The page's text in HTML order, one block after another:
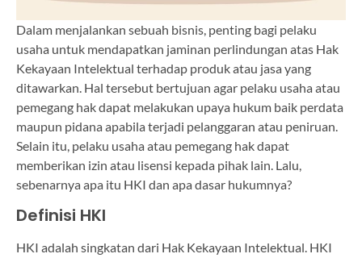
Dalam menjalankan sebuah bisnis, penting bagi pelaku
usaha untuk mendapatkan jaminan perlindungan atas Hak
Kekayaan Intelektual terhadap produk atau jasa yang
ditawarkan. Hal tersebut bertujuan agar pelaku usaha atau
pemegang hak dapat melakukan upaya hukum baik perdata
maupun pidana apabila terjadi pelanggaran atau peniruan.
Selain itu, pelaku usaha atau pemegang hak dapat
memberikan izin atau lisensi kepada pihak lain. Lalu,
sebenarnya apa itu HKI dan apa dasar hukumnya?
Definisi HKI
HKI adalah singkatan dari Hak Kekayaan Intelektual. HKI